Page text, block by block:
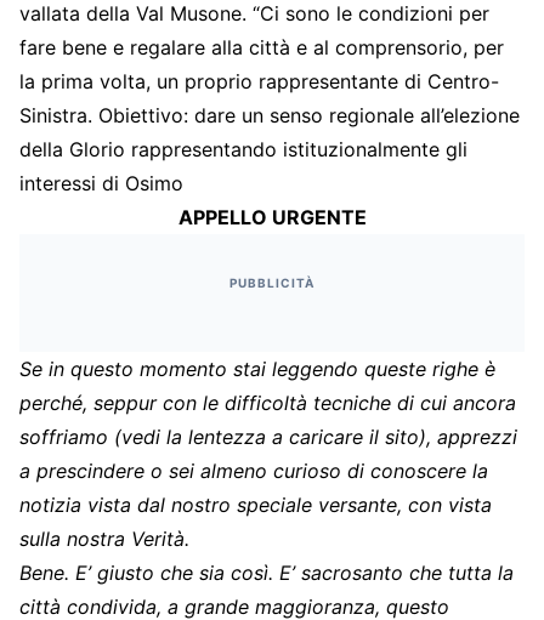
vallata della Val Musone. “Ci sono le condizioni per
fare bene e regalare alla città e al comprensorio, per
la prima volta, un proprio rappresentante di Centro-
Sinistra. Obiettivo: dare un senso regionale all’elezione
della Glorio rappresentando istituzionalmente gli
interessi di Osimo
APPELLO URGENTE
PUBBLICITÀ
Se in questo momento stai leggendo queste righe è
perché, seppur con le difficoltà tecniche di cui ancora
soffriamo (vedi la lentezza a caricare il sito), apprezzi
a prescindere o sei almeno curioso di conoscere la
notizia vista dal nostro speciale versante, con vista
sulla nostra Verità.
Bene. E’ giusto che sia così. E’ sacrosanto che tutta la
città condivida, a grande maggioranza, questo